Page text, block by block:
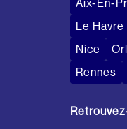
Aix-En-
Le Havre
Nice
Rennes